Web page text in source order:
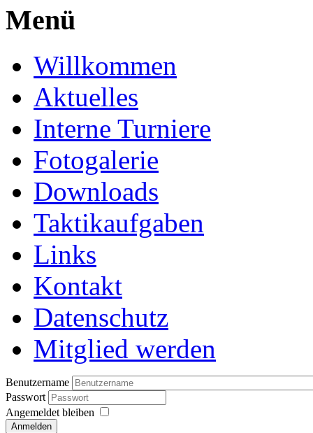
Menü
Willkommen
Aktuelles
Interne Turniere
Fotogalerie
Downloads
Taktikaufgaben
Links
Kontakt
Datenschutz
Mitglied werden
Benutzername
Passwort
Angemeldet bleiben
Anmelden